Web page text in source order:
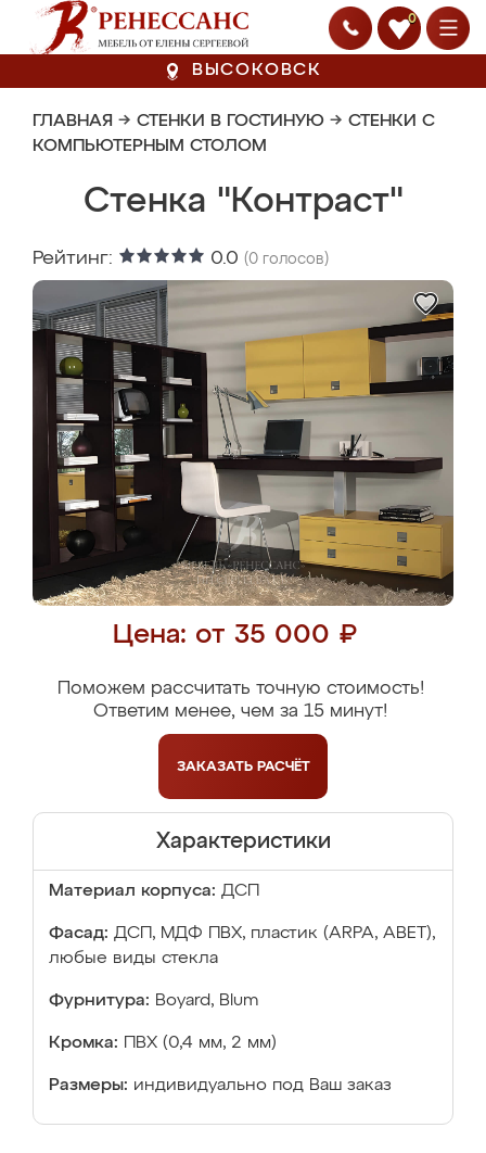
0
ВЫСОКОВСК
ГЛАВНАЯ → СТЕНКИ В ГОСТИНУЮ → СТЕНКИ С
КОМПЬЮТЕРНЫМ СТОЛОМ
Стенка "Контраст"
Рейтинг: 0.0 (0 голосов)
Цена: от 35 000 ₽
Поможем рассчитать точную стоимость!
Ответим менее, чем за 15 минут!
ЗАКАЗАТЬ РАСЧЁТ
Характеристики
Материал корпуса: ДСП
Фасад: ДСП, МДФ ПВХ, пластик (ARPA, ABET),
любые виды стекла
Фурнитура: Boyard, Blum
Кромка: ПВХ (0,4 мм, 2 мм)
Размеры: индивидуально под Ваш заказ